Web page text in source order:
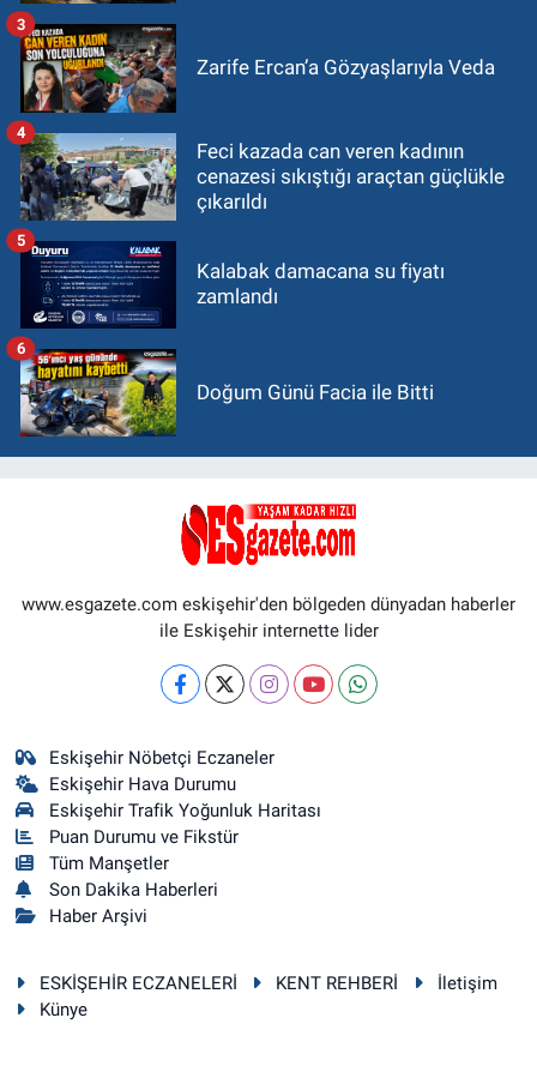
Zarife Ercan’a Gözyaşlarıyla Veda
3
Feci kazada can veren kadının
cenazesi sıkıştığı araçtan güçlükle
çıkarıldı
4
Kalabak damacana su fiyatı
zamlandı
5
Doğum Günü Facia ile Bitti
6
www.esgazete.com eskişehir'den bölgeden dünyadan haberler
ile Eskişehir internette lider
Eskişehir Nöbetçi Eczaneler
Eskişehir Hava Durumu
Eskişehir Trafik Yoğunluk Haritası
Puan Durumu ve Fikstür
Tüm Manşetler
Son Dakika Haberleri
Haber Arşivi
ESKİŞEHİR ECZANELERİ KENT REHBERİ
İletişim
Künye